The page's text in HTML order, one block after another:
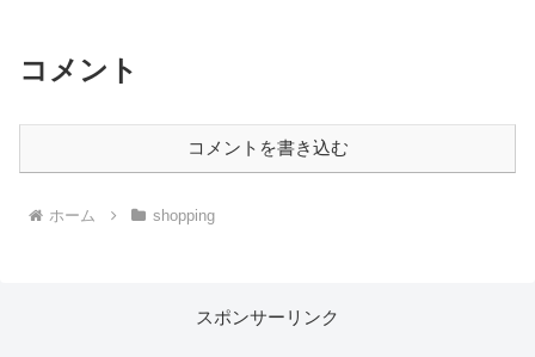
コメント
コメントを書き込む
ホーム shopping
スポンサーリンク